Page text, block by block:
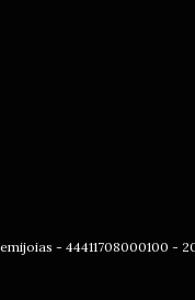
- 44411708000100 -